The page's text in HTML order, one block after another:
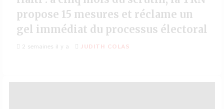
propose 15 mesures et réclame un
gel immédiat du processus électoral
2 semaines il y a JUDITH COLAS